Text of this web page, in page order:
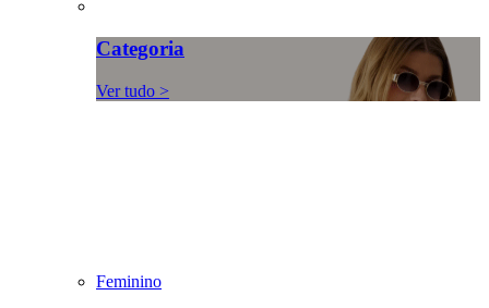
Categoria
Ver tudo >
Feminino